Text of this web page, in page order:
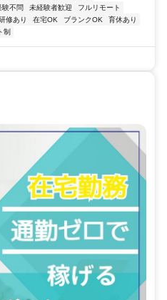
験不問 未経験者歓迎
フルリモート
修あり 在宅OK ブランクOK
育休あり
制